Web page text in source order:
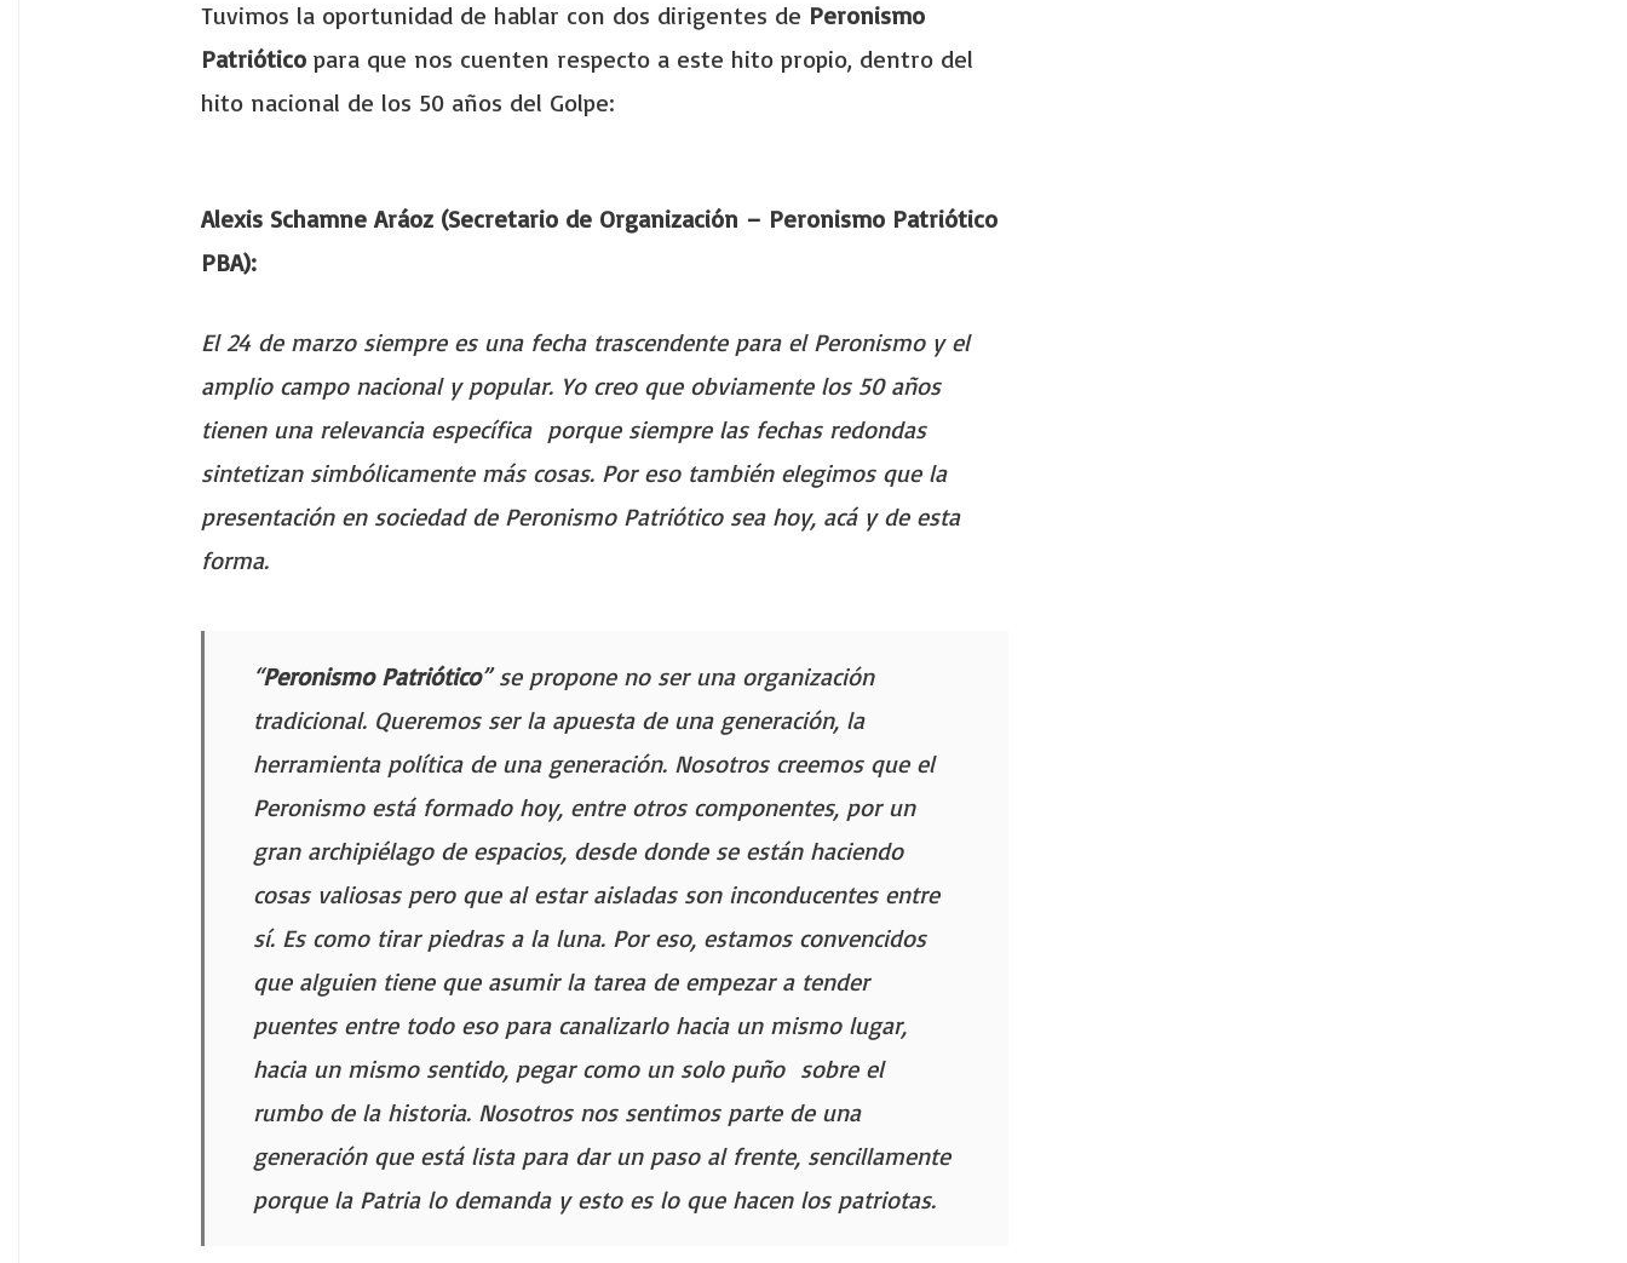
Tuvimos la oportunidad de hablar con dos dirigentes de Peronismo
Patriótico para que nos cuenten respecto a este hito propio, dentro del
hito nacional de los 50 años del Golpe:
Alexis Schamne Aráoz (Secretario de Organización – Peronismo Patriótico
PBA):
El 24 de marzo siempre es una fecha trascendente para el Peronismo y el
amplio campo nacional y popular. Yo creo que obviamente los 50 años
tienen una relevancia específica porque siempre las fechas redondas
sintetizan simbólicamente más cosas. Por eso también elegimos que la
presentación en sociedad de Peronismo Patriótico sea hoy, acá y de esta
forma.
“Peronismo Patriótico” se propone no ser una organización
tradicional. Queremos ser la apuesta de una generación, la
herramienta política de una generación. Nosotros creemos que el
Peronismo está formado hoy, entre otros componentes, por un
gran archipiélago de espacios, desde donde se están haciendo
cosas valiosas pero que al estar aisladas son inconducentes entre
sí. Es como tirar piedras a la luna. Por eso, estamos convencidos
que alguien tiene que asumir la tarea de empezar a tender
puentes entre todo eso para canalizarlo hacia un mismo lugar,
hacia un mismo sentido, pegar como un solo puño sobre el
rumbo de la historia. Nosotros nos sentimos parte de una
generación que está lista para dar un paso al frente, sencillamente
porque la Patria lo demanda y esto es lo que hacen los patriotas.